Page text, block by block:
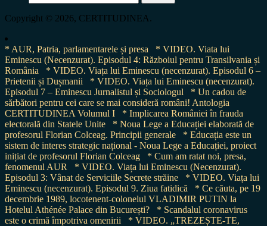
for:
Copyright © 2026, CERTITUDINEA.
* AUR, Patria, parlamentarele și presa
* VIDEO. Viata lui
Eminescu (Necenzurat). Episodul 4: Războiul pentru Transilvania și
România
* VIDEO. Viața lui Eminescu (necenzurat). Episodul 6 –
Prietenii și Dușmanii
* VIDEO. Viața lui Eminescu (necenzurat).
Episodul 7 – Eminescu Jurnalistul și Sociologul
* Un cadou de
sărbători pentru cei care se mai consideră români! Antologia
CERTITUDINEA Volumul I
* Implicarea României în frauda
electorală din Statele Unite
* Noua Lege a Educației elaborată de
profesorul Florian Colceag. Principii generale
* Educația este un
sistem de interes strategic național - Noua Lege a Educației, proiect
inițiat de profesorul Florian Colceag
* Cum am ratat noi, presa,
fenomenul AUR
* VIDEO. Viața lui Eminescu (Necenzurat).
Episodul 3: Vânat de Serviciile Secrete străine
* VIDEO. Viața lui
Eminescu (necenzurat). Episodul 9. Ziua fatidică
* Ce căuta, pe 19
decembrie 1989, locotenent-colonelul VLADIMIR PUTIN la
Hotelul Athénée Palace din București?
* Scandalul coronavirus
este o crimă împotriva omenirii
* VIDEO. „TREZEȘTE-TE,